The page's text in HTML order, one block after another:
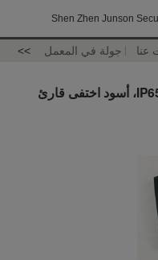
Shen Zhen Junson
عنا جولة في المعمل >>
نظام التحكم وتتفاعل بوابة الوصول IP65، أسود اختفى قارئ